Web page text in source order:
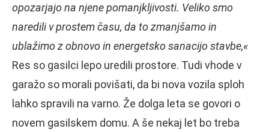
opozarjajo na njene pomanjkljivosti. Veliko smo
naredili v prostem času, da to zmanjšamo in
ublažimo z obnovo in energetsko sanacijo stavbe,«
Res so gasilci lepo uredili prostore. Tudi vhode v
garažo so morali povišati, da bi nova vozila sploh
lahko spravili na varno. Že dolga leta se govori o
novem gasilskem domu. A še nekaj let bo treba